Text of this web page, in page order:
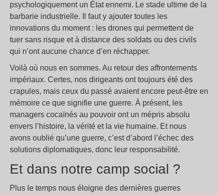
psychologiquement un État ennemi. Le stade ultime de la
barbarie industrielle. Il faut y ajouter toutes les
innovations du moment : les drones qui permettent de
tuer sans risque et à distance des soldats ou des civils
qui n’ont aucune chance d’en réchapper.
Voilà où nous en sommes. Au retour des affrontements
impériaux. Certes, nos dirigeants ont toujours été des
crapules, mais ceux du passé avaient encore peut-être en
mémoire ce que signifie une guerre. À présent, les
managers cocaïnés au pouvoir ont un mépris absolu
envers l’histoire, la vérité et la vie humaine. Et nous
avons oublié qu’une guerre, c’est d’abord l’échec des
solutions diplomatiques, donc leur responsabilité.
Et dans notre camp social ?
Plus le temps nous éloigne des dernières guerres